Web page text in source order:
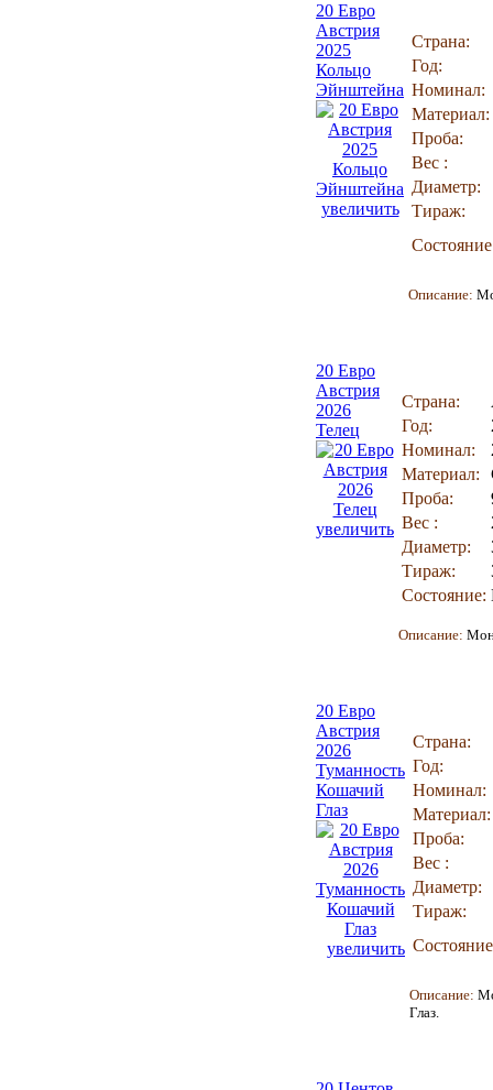
20 Евро
Австрия
2025
Кольцо
Эйнштейна
увеличить
Страна:
Год:
Номинал:
Материал:
Проба:
Вес :
Диаметр:
Тираж:
Описание:
20 Евро
Австрия
2026
Телец
увеличить
Страна:
Год:
Номинал:
Материал:
Проба:
Вес :
Диаметр:
Тираж:
Состояние:
Описание:
20 Евро
Австрия
2026
Туманность
Кошачий
Глаз
увеличить
Страна:
Год:
Номинал:
Материал:
Проба:
Вес :
Диаметр:
Тираж:
Описание:
Глаз.